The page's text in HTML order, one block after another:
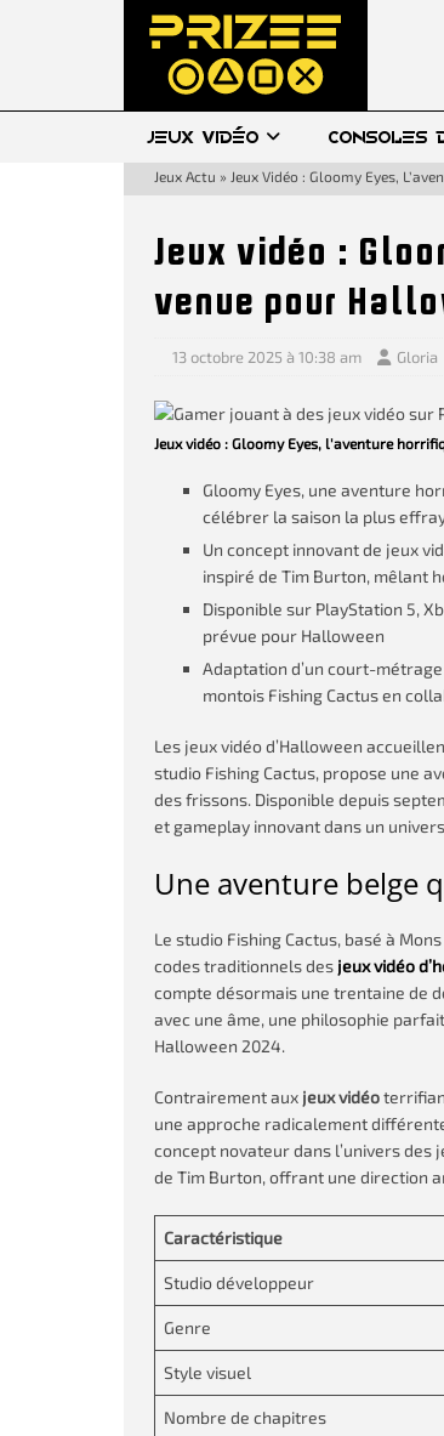
JEUX VIDÉO CONSOLES
Jeux Actu » Jeux Vidéo : Gloomy Eyes,
Jeux vidéo :
venue pour
13 octobre 2025 à 10:38 am Gloria
Jeux vidéo : Gloomy Eyes, l'aventure
Gloomy Eyes, une aventure
célébrer la saison la plus
Un concept innovant de jeux
inspiré de Tim Burton, mêlant
Disponible sur PlayStation 5,
prévue pour Halloween
Adaptation d’un court-
montois Fishing Cactus en
Les jeux vidéo d’Halloween
studio Fishing Cactus, propose une
des frissons. Disponible depuis
et gameplay innovant dans un
Une aventure belge
Le studio Fishing Cactus, basé à
codes traditionnels des jeux vidéo
compte désormais une trentaine de
avec une âme, une philosophie
Halloween 2024.
Contrairement aux jeux vidéo
une approche radicalement
concept novateur dans l’univers des
de Tim Burton, offrant une direction
Caractéristique
Studio développeur
Genre
Style visuel
Nombre de chapitres